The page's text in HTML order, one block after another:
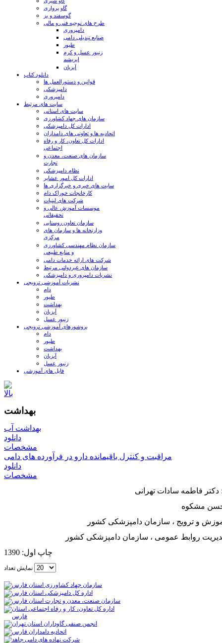
گاو پرواری
گوسفند و بز
طرح های توجیه فنی و مالی
دامپروری
صنایع تبدیلی دامی
طیور
زنبور عسل و کرم
ابریشم
آبزیان
دانلود کتاب
قوانین و دستورالعمل ها
دامپزشکی
دامپروری
سایت های مرتبط
سایت های استانی
سازمان های جهاد کشاورزی
ادارات کل دامپزشکی
اتحادیه ها و تعاونی های دامداران
ادارات کل تعاون، کار و رفاه
اجتماعی
سازمان های صنعت، معدن و
تجارت
نظام دامپزشکی
ادارات کل امور عشایر
سایت های خبری و خبرگزاری ها
کارخانجات خوراک دام
شرکت های لبنیات
موسسات آموزش عالی و
تحقیقاتی
سازمان تعاون روستایی
وزارتخانه ها و سازمان های
مرکزی
سازمان نظام مهندسی کشاورزی
و منابع طبیعی
شرکت های ارائه خدمات دامی
سازمان های غیردولتی مرتبط
نشریات دامپروری و دامپزشکی
نشریات آموزشی ترویجی
دام
طیور
بهداشت
آبزیان
زنبور عسل
بروشورهای آموزشی ترویجی
دام
طیور
بهداشت
آبزیان
زنبور عسل
فایل های آموزشی
بهداشت
بهداشت آب
دانلود
مشخصات
مراقبت و کنترل باقیمانده دارو در فرآورده های دامی
دانلود
مشخصات
فاطمه سادات تهرانی
مشکوه
و ترویج ، سازمان دامپزشکی کشور
روابط عمومی ، سازمان دامپزشکی کشور
چاپ اول: 1390